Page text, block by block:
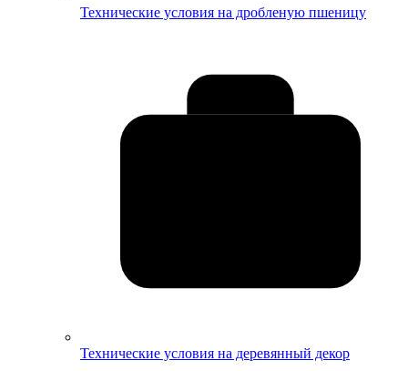
Технические условия на дробленую пшеницу
Технические условия на деревянный декор